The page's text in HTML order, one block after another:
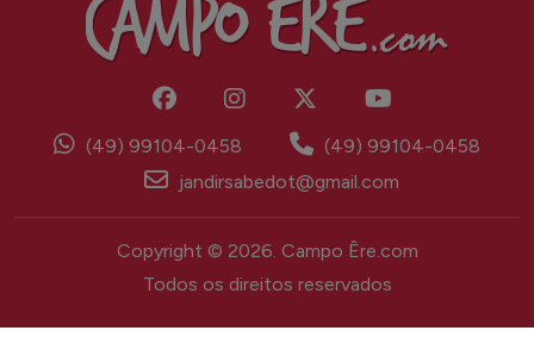
(49) 99104-0458
(49) 99104-0458
jandirsabedot@gmail.com
Copyright © 2026. Campo Êre.com
Todos os direitos reservados